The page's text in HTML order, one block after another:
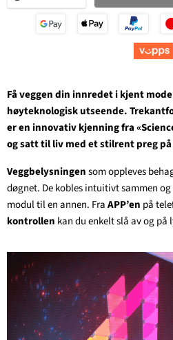
Få veggen din innredet i kjent
høyteknologisk utseende.
er en innovativ kjenning fra
og satt til liv med et stilrent preg
Veggbelysningensom oppleves
døgnet. De kobles intuitivt sammen
modul til en annen. FraAPP’en på
kontrollen kan du enkelt slå av og på